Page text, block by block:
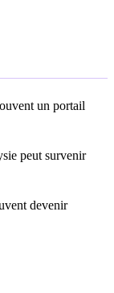
un portail
peut survenir
devenir